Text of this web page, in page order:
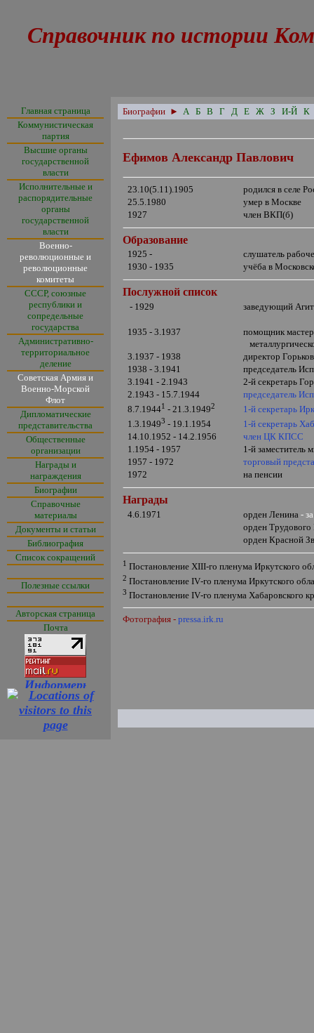
Справочник по истории
Главная страница
Коммунистическая
партия
Высшие органы
государственной
власти
Исполнительные и
распорядительные
органы
государственной
власти
Военно-
революционные и
революционные
комитеты
СССР, союзные
республики и
сопредельные
государства
Административно-
территориальное
деление
Советская Армия и
Военно-Морской
Флот
Дипломатические
представительства
Общественные
организации
Награды и
награждения
Биографии
Справочные
материалы
Документы и статьи
Библиография
Список сокращений
Полезные ссылки
Авторская страница
Почта
Биографии ► А Б В Г Д Е Ж З И-Й К
Ефимов Александр Павлович
23.10(5.11).1905
родился в селе
25.5.1980
умер в Москве
1927
член ВКП(б)
Образование
1925 -
слушатель
1930 - 1935
учёба в
Послужной список
- 1929 заведующий
1935 - 3.1937
помощник
3.1937 - 1938
директор
1938 - 3.1941
председатель
3.1941 - 2.1943
2-й секретарь
2.1943 - 15.7.1944
председатель
8.7.19441 - 21.3.19492
1-й секретарь
1.3.19493 - 19.1.1954
1-й секретарь
14.10.1952 - 14.2.1956
член ЦК КПСС
1.1954 - 1957
1-й
1957 - 1972
торговый
1972
на пенсии
Награды
4.6.1971 орден Ленина-
орден
орденКрасной
1 ПостановлениеXIII-го пленума Иркутского
2 ПостановлениеIV-го пленума Иркутского
3 ПостановлениеIV-го пленума Хабаровского
Фотография - pressa.irk.ru